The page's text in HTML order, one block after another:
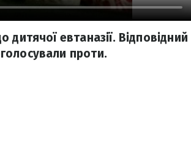
евтаназії. Відповідний
проти.